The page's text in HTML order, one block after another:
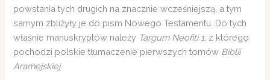
powstania tych drugich na znacznie wcześniejszą, a tym
samym zbliżyły je do pism Nowego Testamentu. Do tych
właśnie manuskryptów należy Targum Neofiti 1 , z którego
pochodzi polskie tłumaczenie pierwszych tomów Biblii
Aramejskiej.